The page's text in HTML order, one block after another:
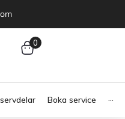
0
Boka service ···